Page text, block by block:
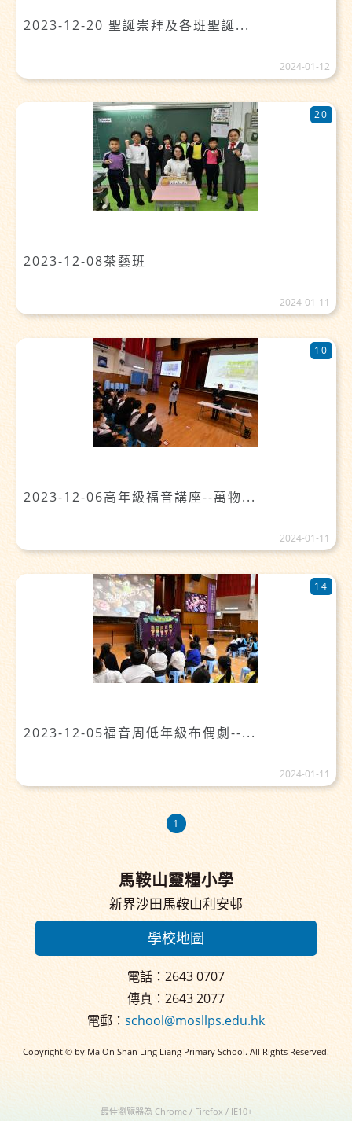
2023-12-20 聖誕崇拜及各班聖誕...
2024-01-12
2023-12-08茶藝班
20
2024-01-11
2023-12-06高年級福音講座--萬物...
10
2024-01-11
2023-12-05福音周低年級布偶劇--...
14
2024-01-11
1
馬鞍山靈糧小學
新界沙田馬鞍山利安邨
學校地圖
電話：2643 0707
傳真：2643 2077
電郵： school@mosllps.edu.hk
Copyright © by Ma On Shan Ling Liang Primary School. All Rights Reserved.
最佳瀏覽器為 Chrome / Firefox / IE10+